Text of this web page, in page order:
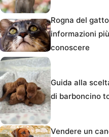
Rogna del
informazioni
conoscere
Guida alla
di barboncino
Vendere un